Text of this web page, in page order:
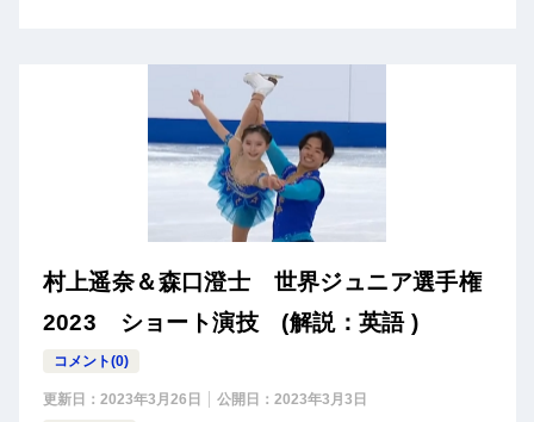
村上遥奈＆森口澄士 世界ジュニア選手権
2023 ショート演技 (解説：英語 )
コメント(0)
更新日： 2023年3月26日 公開日： 2023年3月3日